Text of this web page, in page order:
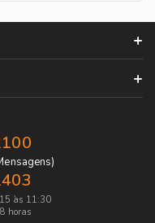
às 11:30
horas